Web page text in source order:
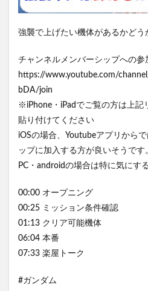
強襲で上げたい機体があるかどう
チャンネルメンバーシップへの参
https://www.youtube.com/
bDA/join
※iPhone・iPadでご覧の方は上記
貼り付けてください
iOSの場合、Youtubeアプリから
ップに加入する方が良いそうです
PC・androidの場合は特に気にす
00:00 オープニング
00:25 ミッション条件確認
01:13 クリア可能機体
06:04 本番
07:33 楽屋トーク
#ガンダム